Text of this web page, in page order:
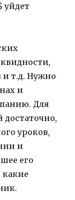
уйдет
и т.д. Нужно
и
Для
достаточно,
уроков,
и
его
какие